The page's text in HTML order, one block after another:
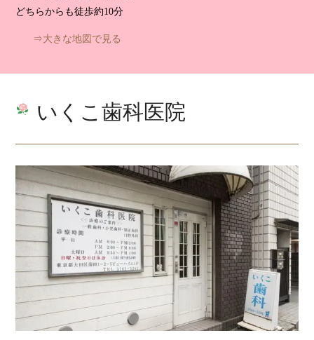
どちらからも徒歩約10分
⇒大きな地図で見る
いくこ歯科医院